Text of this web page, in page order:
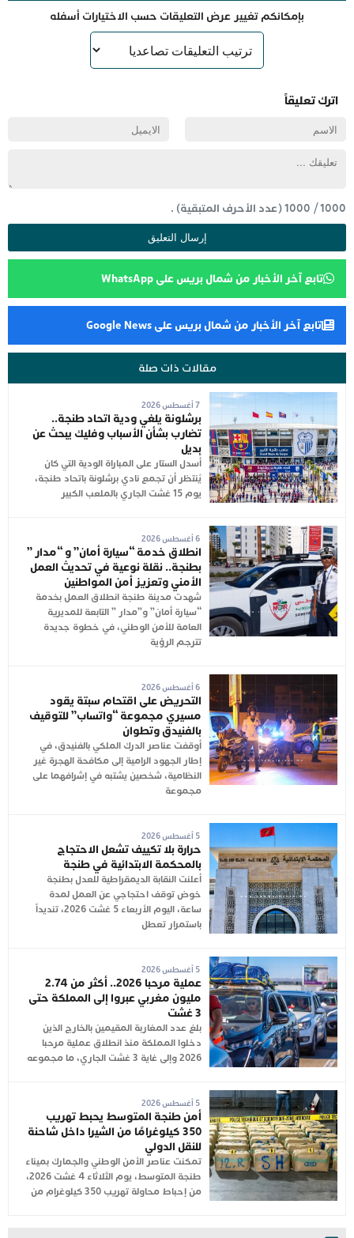
بإمكانكم تغيير عرض التعليقات حسب الاختيارات أسفله
اترك تعليقاً
1000
/
1000(عدد الأحرف المتبقية) .
تابع آخر الأخبار من شمال بريس على WhatsApp
تابع آخر الأخبار من شمال بريس على Google News
مقالات ذات صلة
7 أغسطس 2026
برشلونة يلغي ودية اتحاد طنجة..
تضارب بشأن الأسباب وفليك يبحث عن
بديل
أُسدل الستار على المباراة الودية التي كان
يُنتظر أن تجمع نادي برشلونة باتحاد طنجة،
يوم 15 غشت الجاري بالملعب الكبير
6 أغسطس 2026
انطلاق خدمة “سيارة أمان” و “مدار ”
بطنجة.. نقلة نوعية في تحديث العمل
الأمني وتعزيز أمن المواطنين
شهدت مدينة طنجة انطلاق العمل بخدمة
“سيارة أمان” و”مدار ” التابعة للمديرية
العامة للأمن الوطني، في خطوة جديدة
تترجم الرؤية
6 أغسطس 2026
التحريض على اقتحام سبتة يقود
مسيري مجموعة “واتساب” للتوقيف
بالفنيدق وتطوان
أوقفت عناصر الدرك الملكي بالفنيدق، في
إطار الجهود الرامية إلى مكافحة الهجرة غير
النظامية، شخصين يشتبه في إشرافهما على
مجموعة
5 أغسطس 2026
حرارة بلا تكييف تشعل الاحتجاج
بالمحكمة الابتدائية في طنجة
أعلنت النقابة الديمقراطية للعدل بطنجة
خوض توقف احتجاجي عن العمل لمدة
ساعة، اليوم الأربعاء 5 غشت 2026، تنديداً
باستمرار تعطل
5 أغسطس 2026
عملية مرحبا 2026.. أكثر من 2.74
مليون مغربي عبروا إلى المملكة حتى
3 غشت
بلغ عدد المغاربة المقيمين بالخارج الذين
دخلوا المملكة منذ انطلاق عملية مرحبا
2026 وإلى غاية 3 غشت الجاري، ما مجموعه
5 أغسطس 2026
أمن طنجة المتوسط يحبط تهريب
350 كيلوغرامًا من الشيرا داخل شاحنة
للنقل الدولي
تمكنت عناصر الأمن الوطني والجمارك بميناء
طنجة المتوسط، يوم الثلاثاء 4 غشت 2026،
من إحباط محاولة تهريب 350 كيلوغرام من